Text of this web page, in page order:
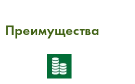
Преимущества